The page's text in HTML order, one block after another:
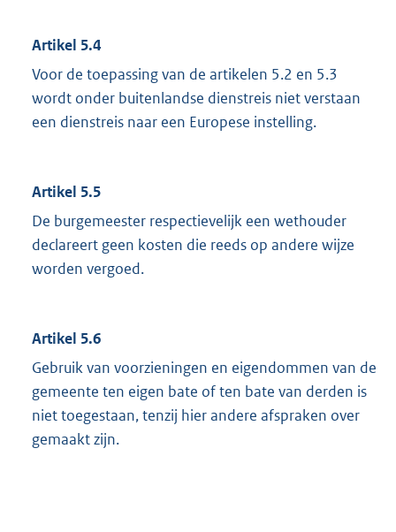
Artikel 5.4
Voor de toepassing van de artikelen 5.2 en 5.3
wordt onder buitenlandse dienstreis niet verstaan
een dienstreis naar een Europese instelling.
Artikel 5.5
De burgemeester respectievelijk een wethouder
declareert geen kosten die reeds op andere wijze
worden vergoed.
Artikel 5.6
Gebruik van voorzieningen en eigendommen van de
gemeente ten eigen bate of ten bate van derden is
niet toegestaan, tenzij hier andere afspraken over
gemaakt zijn.